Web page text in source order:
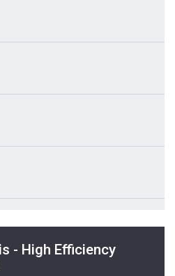
- High Efficiency